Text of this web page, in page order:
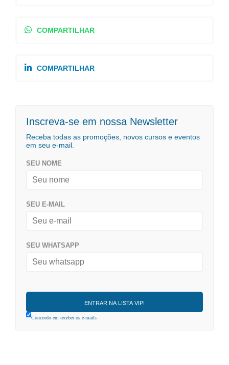
COMPARTILHAR
COMPARTILHAR
Inscreva-se em nossa Newsletter
Receba todas as promoções, novos cursos e eventos
em seu e-mail.
SEU NOME
SEU E-MAIL
SEU WHATSAPP
Concordo em receber os e-mails